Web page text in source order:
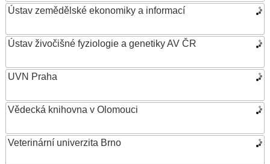
Ústav zemědělské ekonomiky a informací
Ústav živočišné fyziologie a genetiky AV ČR
UVN Praha
Vědecká knihovna v Olomouci
Veterinární univerzita Brno